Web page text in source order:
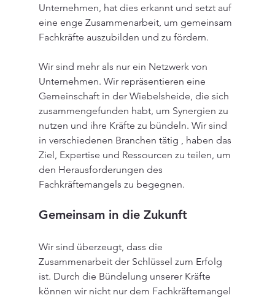
Unternehmen, hat dies erkannt und setzt auf
eine enge Zusammenarbeit, um gemeinsam
Fachkräfte auszubilden und zu fördern.
Wir sind mehr als nur ein Netzwerk von
Unternehmen. Wir repräsentieren eine
Gemeinschaft in der Wiebelsheide, die sich
zusammengefunden habt, um Synergien zu
nutzen und ihre Kräfte zu bündeln. Wir sind
in verschiedenen Branchen tätig , haben das
Ziel, Expertise und Ressourcen zu teilen, um
den Herausforderungen des
Fachkräftemangels zu begegnen.
Gemeinsam in die Zukunft
Wir sind überzeugt, dass die
Zusammenarbeit der Schlüssel zum Erfolg
ist. Durch die Bündelung unserer Kräfte
können wir nicht nur dem Fachkräftemangel